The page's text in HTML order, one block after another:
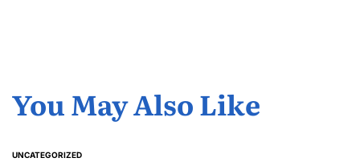
You May Also Like
POSTED
UNCATEGORIZED